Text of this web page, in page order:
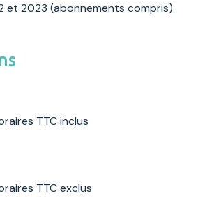
et 2023 (abonnements compris).
TTC inclus
TTC exclus